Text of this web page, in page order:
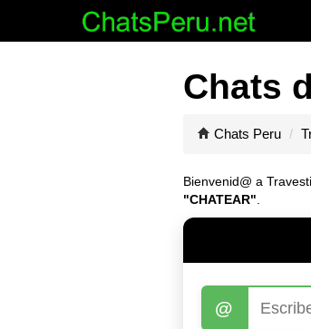
Chats
Chats Peru
Bienvenid@ a
"CHATEAR"
@